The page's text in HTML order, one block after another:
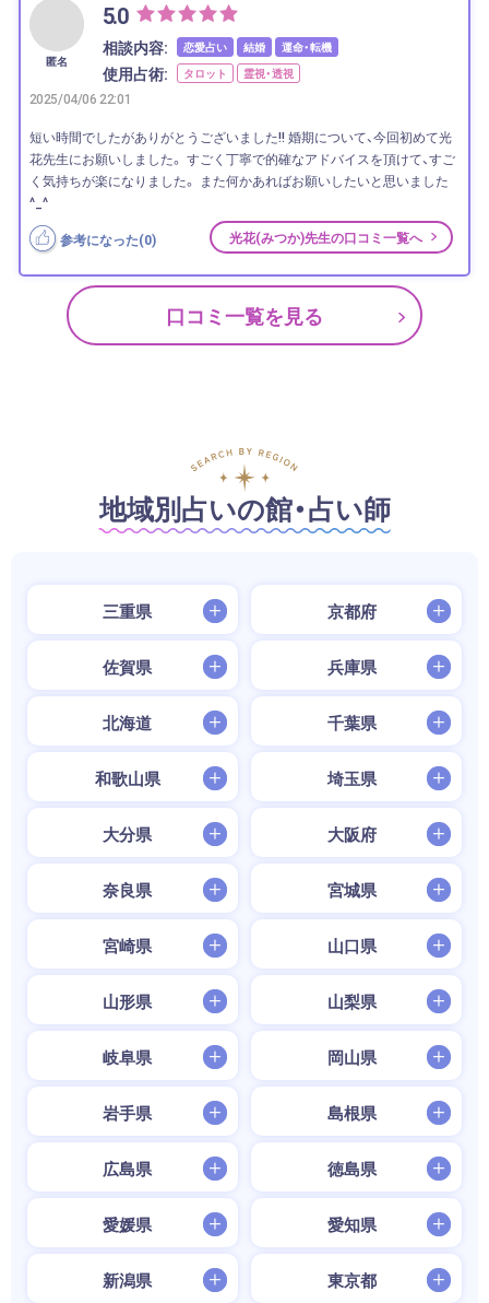
匿名
5.0
相談内容: 恋愛占い 結婚 運命・転機
使用占術: タロット 霊視・透視
2025/04/06 22:01
短い時間でしたがありがとうございました‼︎ 婚期について、今回初めて光
花先生にお願いしました。 すごく丁寧で的確なアドバイスを頂けて、すご
く気持ちが楽になりました。 また何かあればお願いしたいと思いました
^_^
参考になった(0) 光花(みつか)先生の口コミ一覧へ
口コミ一覧を見る
地域別占いの館・占い師
三重県 京都府
佐賀県 兵庫県
北海道 千葉県
和歌山県 埼玉県
大分県 大阪府
奈良県 宮城県
宮崎県 山口県
山形県 山梨県
岐阜県 岡山県
岩手県 島根県
広島県 徳島県
愛媛県 愛知県
新潟県 東京都